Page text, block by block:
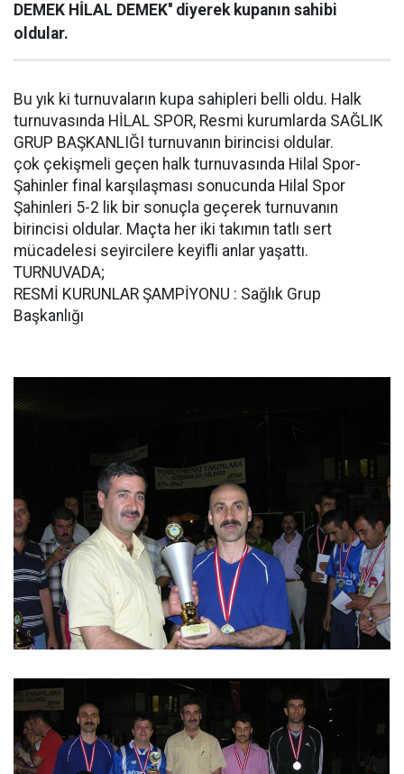
DEMEK HİLAL DEMEK'' diyerek kupanın sahibi
oldular.
Bu yık ki turnuvaların kupa sahipleri belli oldu. Halk
turnuvasında HİLAL SPOR, Resmi kurumlarda SAĞLIK
GRUP BAŞKANLIĞI turnuvanın birincisi oldular.
çok çekişmeli geçen halk turnuvasında Hilal Spor-
Şahinler final karşılaşması sonucunda Hilal Spor
Şahinleri 5-2 lik bir sonuçla geçerek turnuvanın
birincisi oldular. Maçta her iki takımın tatlı sert
mücadelesi seyircilere keyifli anlar yaşattı.
TURNUVADA;
RESMİ KURUNLAR ŞAMPİYONU : Sağlık Grup
Başkanlığı